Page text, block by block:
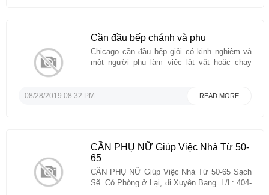
Cần đầu bếp chánh và phụ
Chicago cần đầu bếp giỏi có kinh nghiệm và
một người phụ làm việc lật vặt hoặc chạy
08/28/2019 08:32 PM READ MORE
CẦN PHỤ NỮ Giúp Việc Nhà Từ 50-
65
CẦN PHỤ NỮ Giúp Việc Nhà Từ 50-65 Sạch
Sẽ. Có Phòng ở Lại, đi Xuyên Bang. L/L: 404-